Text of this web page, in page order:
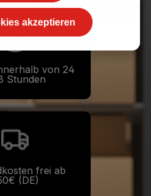
von 24
Stunden
frei ab
(DE)
akzeptieren